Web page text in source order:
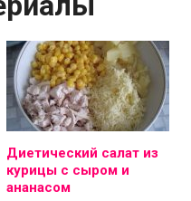
Диетический салат из
курицы с сыром и
ананасом